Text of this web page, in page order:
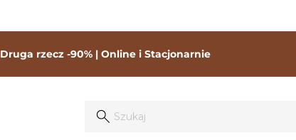
Druga rzecz -90% | Online i Stacjonarnie